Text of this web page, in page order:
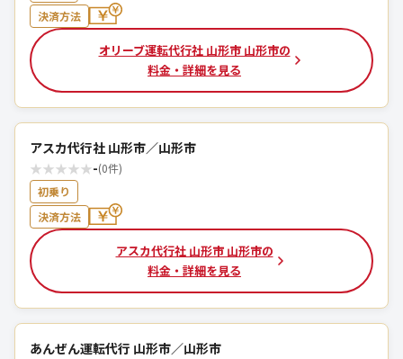
決済方法
オリーブ運転代行社 山形市 山形市の
料金・詳細を見る
アスカ代行社 山形市／山形市
★★★★★-(0件)
初乗り
決済方法
アスカ代行社 山形市 山形市の
料金・詳細を見る
あんぜん運転代行 山形市／山形市